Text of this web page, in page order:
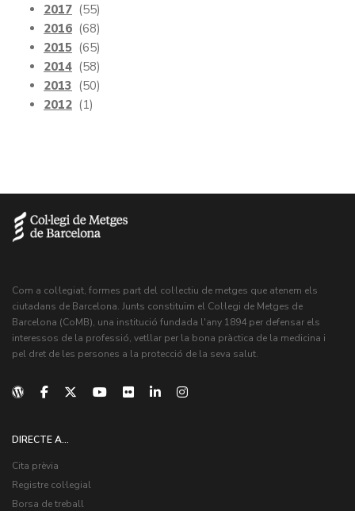
2017 (55)
2016 (68)
2015 (65)
2014 (58)
2013 (50)
2012 (1)
Com a col·legiat, formes part del col·lectiu de metges que atenem els
ciutadans de Barcelona. Junts constituïm el Col·legi de Metges de
Barcelona (CoMB), una institució fundada l'any 1894 per defensar els
interessos de la professió, vetllar per la bona pràctica de la medicina i
pel dret de les persones a la protecció de la seva salut.
DIRECTE A...
Cita prèvia
Registre col·legial
Borsa de treball